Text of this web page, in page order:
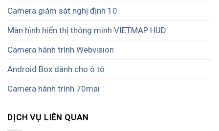
Camera giám sát nghị định 10
Màn hình hiển thị thông minh VIETMAP HUD
Camera hành trình Webvision
Android Box dành cho ô tô
Camera hành trình 70mai
DỊCH VỤ LIÊN QUAN